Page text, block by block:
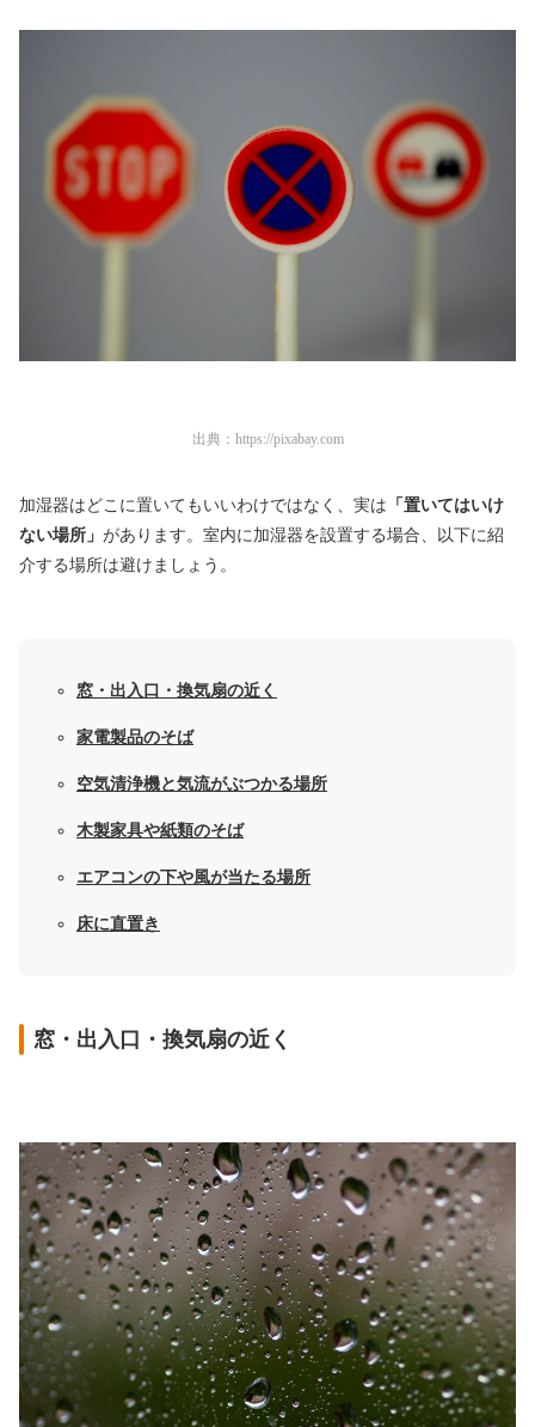
出典： https://pixabay.com
加湿器はどこに置いてもいいわけではなく、実は 「置いてはいけ
ない場所」 があります。室内に加湿器を設置する場合、以下に紹
介する場所は避けましょう。
窓・出入口・換気扇の近く
家電製品のそば
空気清浄機と気流がぶつかる場所
木製家具や紙類のそば
エアコンの下や風が当たる場所
床に直置き
窓・出入口・換気扇の近く